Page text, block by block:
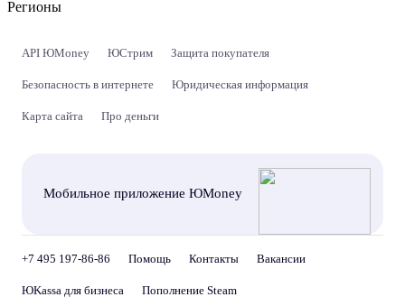
Регионы
API ЮMoney ЮСтрим Защита покупателя
Безопасность в интернете Юридическая информация
Карта сайта Про деньги
Мобильное приложение ЮMoney
+7 495 197-86-86 Помощь Контакты Вакансии
ЮKassa для бизнеса Пополнение Steam